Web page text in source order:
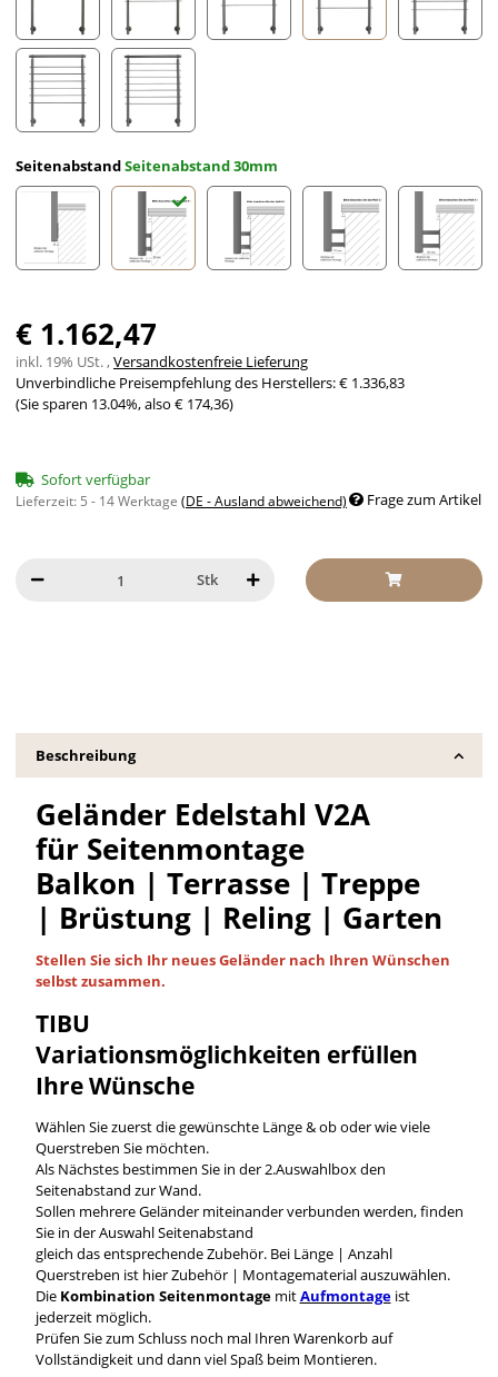
ohne Querstreben2 Querstreben
SeitenabstandSeitenabstand 30mm
€ 1.162,47
inkl. 19% USt. ,Versandkostenfreie Lieferung
Unverbindliche Preisempfehlung des Herstellers:€ 1.336,83
(Sie sparen 13.04%, also € 174,36)
Sofort verfügbar
Lieferzeit: 5 - 14 Werktage (DE - Ausland abweichend) Frage zum Artikel
Stk
Beschreibung
Geländer Edelstahl V2A
für Seitenmontage
Balkon | Terrasse | Treppe
| Brüstung | Reling | Garten
Stellen Sie sich Ihr neues Geländer nach Ihren Wünschen
selbstzusammen.
TIBU
Variationsmöglichkeiten erfüllen
Ihre Wünsche
Wählen Sie zuerst die gewünschte Länge & ob oder wie viele
Querstreben Sie möchten.
Als Nächstes bestimmen Sie in der 2.Auswahlbox den
Seitenabstand zur Wand.
Sollen mehrere Geländer miteinander verbunden werden, finden
Sie in der Auswahl Seitenabstand
gleich das entsprechende Zubehör. Bei Länge | Anzahl
Querstreben ist hier Zubehör | Montagematerial auszuwählen.
Die Kombination Seitenmontage mitAufmontageist
jederzeit möglich.
Prüfen Sie zum Schluss noch mal Ihren Warenkorb auf
Vollständigkeit und dann viel Spaß beim Montieren.